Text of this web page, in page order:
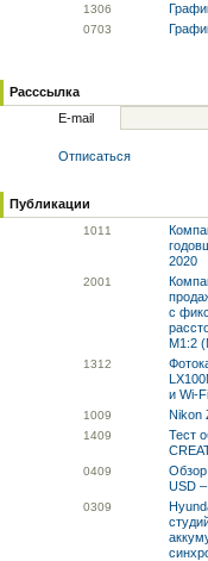
1306
0703
Расссылка
E-mail
Отписаться
Публикации
1011
2020
2001
с
M1:2
1312
и Wi-Fi
1009 Nikon
1409
Тест
0409
Обзор
USD
0309